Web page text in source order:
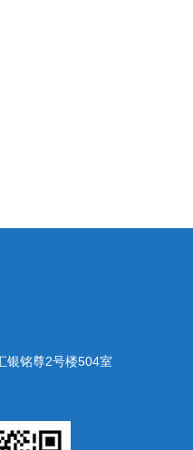
银铭尊2号楼504室